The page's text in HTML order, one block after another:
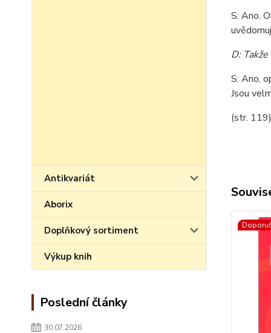
Antikvariát
Aborix
Doplňkový sortiment
Výkup knih
Poslední články
30.07.2026
S: Ano.
D:
S: Ano,
Jsou
(str. 119)